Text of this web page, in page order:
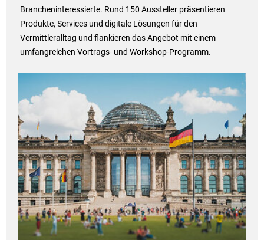
Brancheninteressierte. Rund 150 Aussteller präsentieren
Produkte, Services und digitale Lösungen für den
Vermittleralltag und flankieren das Angebot mit einem
umfangreichen Vortrags- und Workshop-Programm.